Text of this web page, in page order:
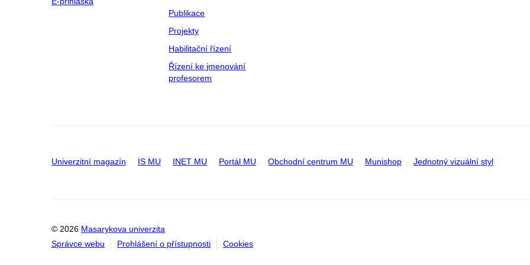
Publikace
Projekty
Habilitační řízení
Řízení ke jmenování
profesorem
Univerzitní magazín IS MU INET MU Portál MU Obchodní centrum MU Munishop Jednotný vizuální styl
© 2026 Masarykova univerzita
Správce webu
Prohlášení o přístupnosti Cookies